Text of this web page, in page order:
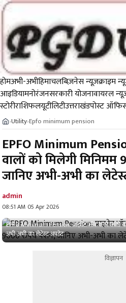
होमअभी-अभीहिमाचलबिज़नेस न्यूज़क्राइम
आइडियामनोरंजनसरकारी योजनावायरल
स्टोरीराशिफलयूटीलिटीउत्तराखंडपोस्ट
›Utility›Epfo minimum pension
EPFO Minimum
वालों को मिलेगी
जानिए अभी-अभी का
admin
08:51 AM 05 Apr 2026
EPFO Minimum Pension: प्राइवेट जॉब करने वालों
अभी-अभी का लेटेस्ट अपडेट
विज्ञापन